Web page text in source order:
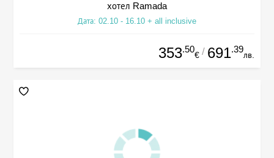
хотел Ramada
Дата: 02.10 - 16.10 + all inclusive
353.50
€ / 691.39
лв.